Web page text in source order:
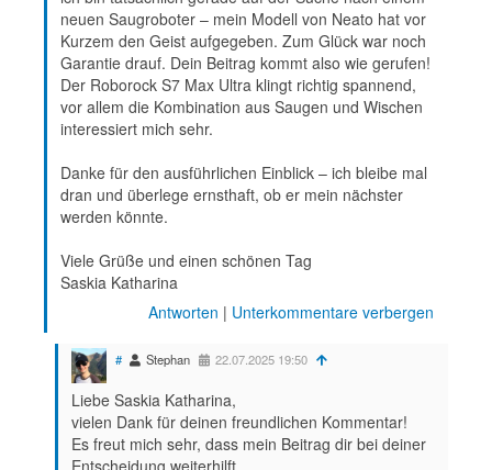
neuen Saugroboter – mein Modell von Neato hat vor
Kurzem den Geist aufgegeben. Zum Glück war noch
Garantie drauf. Dein Beitrag kommt also wie gerufen!
Der Roborock S7 Max Ultra klingt richtig spannend,
vor allem die Kombination aus Saugen und Wischen
interessiert mich sehr.
Danke für den ausführlichen Einblick – ich bleibe mal
dran und überlege ernsthaft, ob er mein nächster
werden könnte.
Viele Grüße und einen schönen Tag
Saskia Katharina
Antworten | Unterkommentare verbergen
# Stephan 22.07.2025 19:50
Liebe Saskia Katharina,
vielen Dank für deinen freundlichen Kommentar!
Es freut mich sehr, dass mein Beitrag dir bei deiner
Entscheidung weiterhilft.